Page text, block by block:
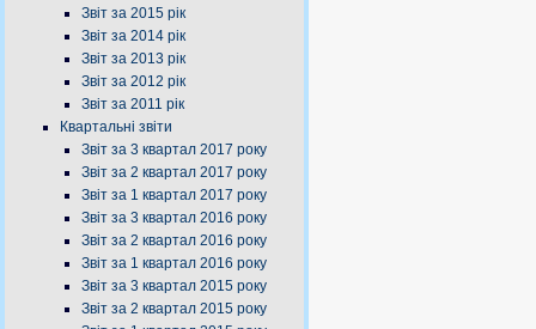
Звіт за 2015 рік
Звіт за 2014 рік
Звіт за 2013 рік
Звіт за 2012 рік
Звіт за 2011 рік
Квартальні звіти
Звіт за 3 квартал 2017 року
Звіт за 2 квартал 2017 року
Звіт за 1 квартал 2017 року
Звіт за 3 квартал 2016 року
Звіт за 2 квартал 2016 року
Звіт за 1 квартал 2016 року
Звіт за 3 квартал 2015 року
Звіт за 2 квартал 2015 року